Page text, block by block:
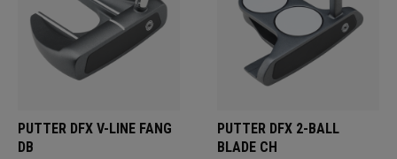
PUTTER DFX V-LINE FANG
DB
PUTTER DFX 2-BALL
BLADE CH